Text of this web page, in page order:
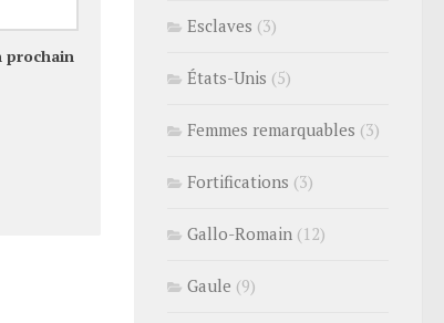
prochain
Esclaves (3)
États-Unis (5)
Femmes remarquables (3)
Fortifications (3)
Gallo-Romain (12)
Gaule (9)